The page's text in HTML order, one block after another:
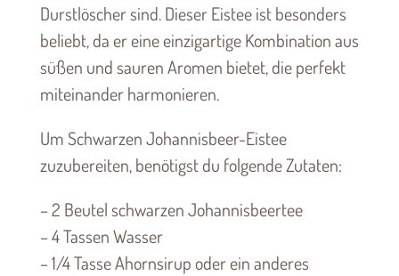
Durstlöscher sind. Dieser Eistee ist besonders
beliebt, da er eine einzigartige Kombination aus
süßen und sauren Aromen bietet, die perfekt
miteinander harmonieren.
Um Schwarzen Johannisbeer-Eistee
zuzubereiten, benötigst du folgende Zutaten:
– 2 Beutel schwarzen Johannisbeertee
– 4 Tassen Wasser
– 1/4 Tasse Ahornsirup oder ein anderes